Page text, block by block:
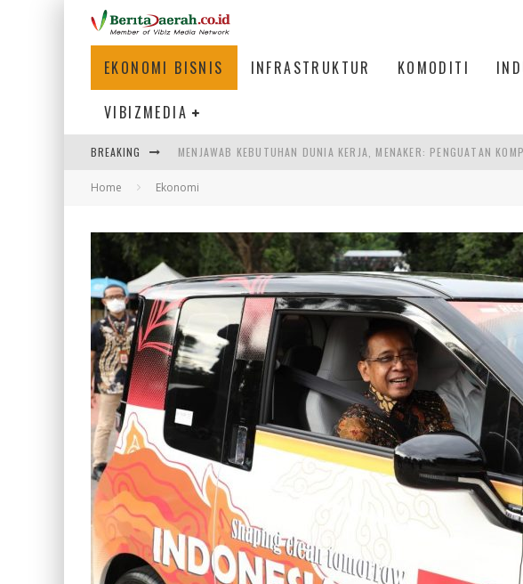
EKONOMI BISNIS INFRASTRUKTUR KOMODITI
VIBIZMEDIA
BREAKING PENUMPANG MENGAMBIL BAGASI DI BANDARA SULTAN MAHMUD
WARGA MEMANCING DI KAWASAN MEGAMAS, MANADO
MENJAWAB KEBUTUHAN DUNIA KERJA, MENAKER: PENGUATAN
Home Ekonomi